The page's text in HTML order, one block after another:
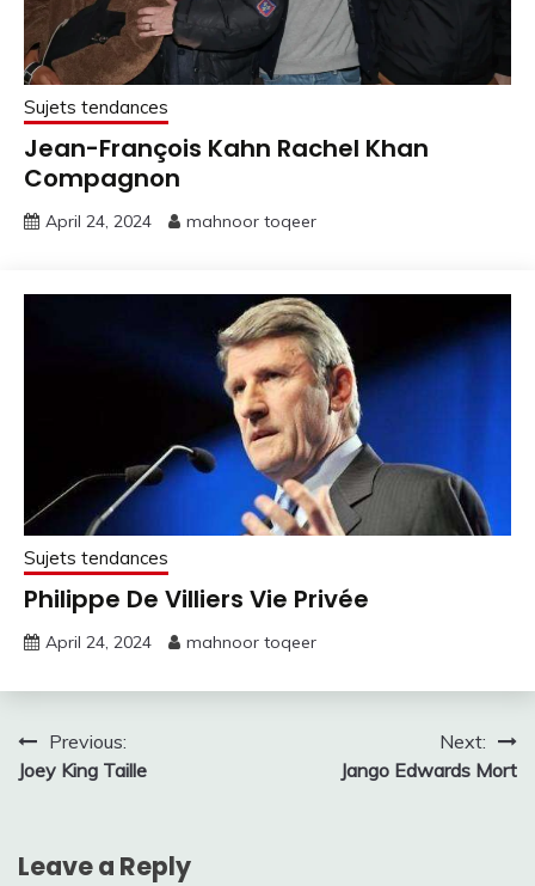
Sujets tendances
Jean-François Kahn Rachel Khan
Compagnon
April 24, 2024 mahnoor toqeer
Sujets tendances
Philippe De Villiers Vie Privée
April 24, 2024 mahnoor toqeer
Post
navigation
Previous:
Joey King Taille
Next:
Jango Edwards Mort
Leave a Reply